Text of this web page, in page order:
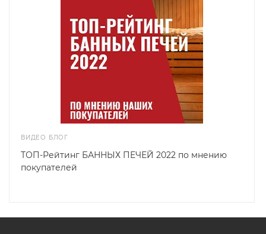
ВИДЕО БЛОГ
ТОП-Рейтинг БАННЫХ ПЕЧЕЙ 2022 по мнению
покупателей